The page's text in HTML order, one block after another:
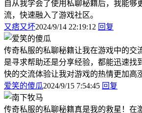
自从我学会了使用私聊秘籍后，我能够
流，快速融入了游戏社区。
又痞又坏2024/9/14 22:19:12 回复
传奇私服的私聊秘籍让我在游戏中的交
是寻求帮助还是分享经验，都能迅速找
快的交流体验让我对游戏的热情更加高
爱笑的傻瓜2024/9/15 7:54:45 回复
传奇私服的私聊秘籍真是我的救星！在